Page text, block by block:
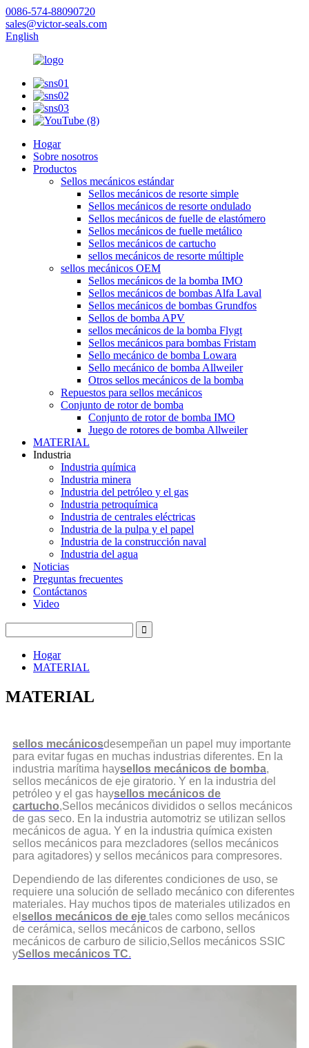
0086-574-88090720
sales@victor-seals.com
English
Hogar
Sobre nosotros
Productos
Sellos mecánicos estándar
Sellos mecánicos de resorte simple
Sellos mecánicos de resorte ondulado
Sellos mecánicos de fuelle de elastómero
Sellos mecánicos de fuelle metálico
Sellos mecánicos de cartucho
sellos mecánicos de resorte múltiple
sellos mecánicos OEM
Sellos mecánicos de la bomba IMO
Sellos mecánicos de bombas Alfa Laval
Sellos mecánicos de bombas Grundfos
Sellos de bomba APV
sellos mecánicos de la bomba Flygt
Sellos mecánicos para bombas Fristam
Sello mecánico de bomba Lowara
Sello mecánico de bomba Allweiler
Otros sellos mecánicos de la bomba
Repuestos para sellos mecánicos
Conjunto de rotor de bomba
Conjunto de rotor de bomba IMO
Juego de rotores de bomba Allweiler
MATERIAL
Industria
Industria química
Industria minera
Industria del petróleo y el gas
Industria petroquímica
Industria de centrales eléctricas
Industria de la pulpa y el papel
Industria de la construcción naval
Industria del agua
Noticias
Preguntas frecuentes
Contáctanos
Video
Hogar
MATERIAL
MATERIAL
sellos mecánicosdesempeñan un papel muy importante
para evitar fugas en muchas industrias diferentes. En la
industria marítima haysellos mecánicos de bomba,
sellos mecánicos de eje giratorio. Y en la industria del
petróleo y el gas haysellos mecánicos de
cartucho,Sellos mecánicos divididos o sellos mecánicos
de gas seco. En la industria automotriz se utilizan sellos
mecánicos de agua. Y en la industria química existen
sellos mecánicos para mezcladores (sellos mecánicos
para agitadores) y sellos mecánicos para compresores.
Dependiendo de las diferentes condiciones de uso, se
requiere una solución de sellado mecánico con diferentes
materiales. Hay muchos tipos de materiales utilizados en
el sellos mecánicos de eje tales como sellos mecánicos
de cerámica, sellos mecánicos de carbono, sellos
mecánicos de carburo de silicio,Sellos mecánicos SSIC
ySellos mecánicos TC.